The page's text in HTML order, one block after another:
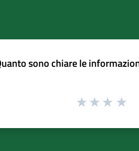
sono chiare le